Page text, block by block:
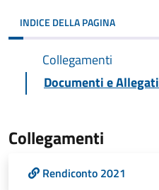
INDICE DELLA PAGINA
Collegamenti
Documenti e Allegati
Collegamenti
Rendiconto 2021